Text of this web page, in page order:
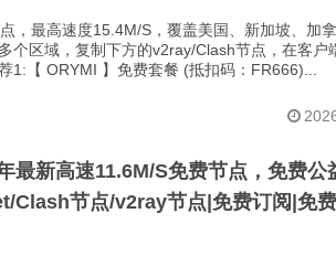
，最高速度15.4M/S，覆盖美国、新加坡、加
个区域，复制下方的v2ray/Clash节点，在客户
1:【 ORYMI 】免费套餐 (抵扣码：FR666)...
最新高速11.6M/S免费节点，免费公
Clash节点/v2ray节点|免费订阅|免费